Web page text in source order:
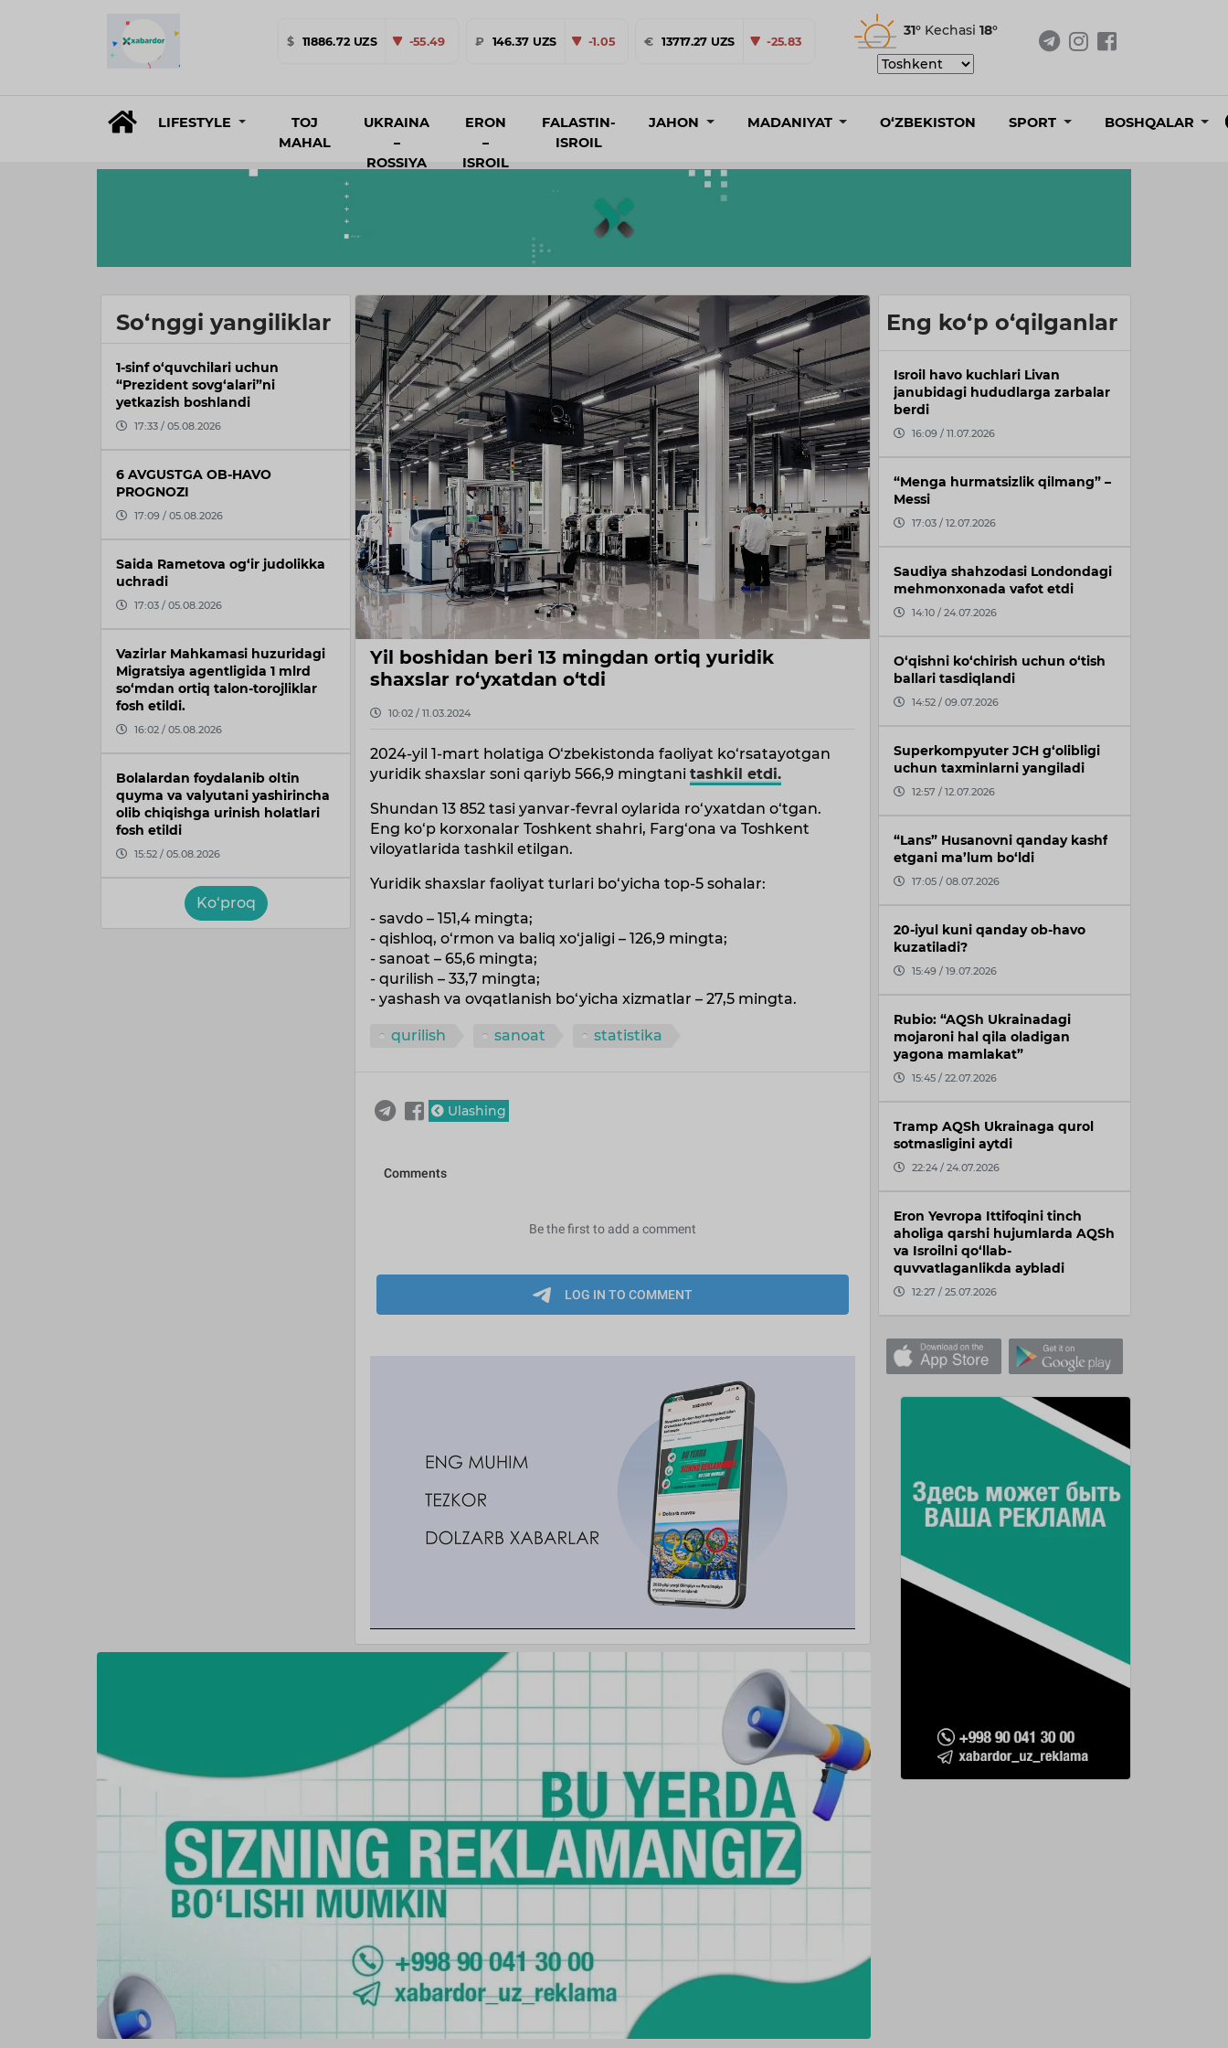
$ 11886.72 UZS -55.49 ₽ 146.37 UZS -1.05 € 13717.27 UZS -25.83
31° Kechasi 18°
LIFESTYLE
TOJ
MAHAL
UKRAINA
–
ROSSIYA
ERON
–
ISROIL
FALASTIN-
ISROIL
JAHON MADANIYAT O‘ZBEKISTON SPORT BOSHQALAR
So‘nggi yangiliklar
1-sinf o‘quvchilari uchun
“Prezident sovg‘alari”ni
yetkazish boshlandi
17:33 / 05.08.2026
6 AVGUSTGA OB-HAVO
PROGNOZI
17:09 / 05.08.2026
Saida Rametova og‘ir judolikka
uchradi
17:03 / 05.08.2026
Vazirlar Mahkamasi huzuridagi
Migratsiya agentligida 1 mlrd
so‘mdan ortiq talon-torojliklar
fosh etildi.
16:02 / 05.08.2026
Bolalardan foydalanib oltin
quyma va valyutani yashirincha
olib chiqishga urinish holatlari
fosh etildi
15:52 / 05.08.2026
Ko‘proq
Yil boshidan beri 13 mingdan ortiq yuridik
shaxslar ro‘yxatdan o‘tdi
10:02 / 11.03.2024
2024-yil 1-mart holatiga O‘zbekistonda faoliyat ko‘rsatayotgan
yuridik shaxslar soni qariyb 566,9 mingtanitashkil etdi.
Shundan 13 852 tasi yanvar-fevral oylarida ro‘yxatdan o‘tgan.
Eng ko‘p korxonalar Toshkent shahri, Farg‘ona va Toshkent
viloyatlarida tashkil etilgan.
Yuridik shaxslar faoliyat turlari bo‘yicha top-5 sohalar:
- savdo – 151,4 mingta;
- qishloq, o‘rmon va baliq xo‘jaligi – 126,9 mingta;
- sanoat – 65,6 mingta;
- qurilish – 33,7 mingta;
- yashash va ovqatlanish bo‘yicha xizmatlar – 27,5 mingta.
qurilish sanoat statistika
Ulashing
Eng ko‘p o‘qilganlar
Isroil havo kuchlari Livan
janubidagi hududlarga zarbalar
berdi
16:09 / 11.07.2026
“Menga hurmatsizlik qilmang” –
Messi
17:03 / 12.07.2026
Saudiya shahzodasi Londondagi
mehmonxonada vafot etdi
14:10 / 24.07.2026
O‘qishni ko‘chirish uchun o‘tish
ballari tasdiqlandi
14:52 / 09.07.2026
Superkompyuter JCH g‘olibligi
uchun taxminlarni yangiladi
12:57 / 12.07.2026
“Lans” Husanovni qanday kashf
etgani ma’lum bo‘ldi
17:05 / 08.07.2026
20-iyul kuni qanday ob-havo
kuzatiladi?
15:49 / 19.07.2026
Rubio: “AQSh Ukrainadagi
mojaroni hal qila oladigan
yagona mamlakat”
15:45 / 22.07.2026
Tramp AQSh Ukrainaga qurol
sotmasligini aytdi
22:24 / 24.07.2026
Eron Yevropa Ittifoqini tinch
aholiga qarshi hujumlarda AQSh
va Isroilni qo‘llab-
quvvatlaganlikda aybladi
12:27 / 25.07.2026